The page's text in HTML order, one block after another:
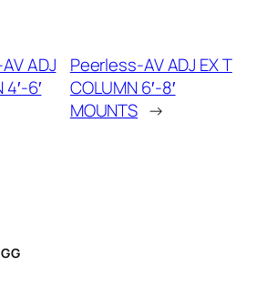
ADJ
6′
Peerless-AV ADJ EX T
COLUMN 6′-8′
MOUNTS →